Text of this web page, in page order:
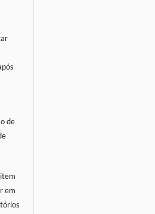
de
em